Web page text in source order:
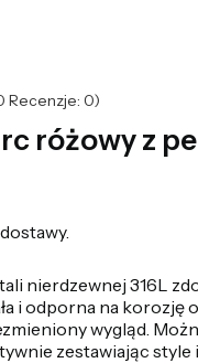
Recenzje: 0)
różowy z
nierdzewnej 316L
i odporna na korozję
wygląd.
zestawiając style i